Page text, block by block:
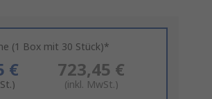
(1 Box mit 30 Stück)*
€ 723,45 €
(inkl. MwSt.)